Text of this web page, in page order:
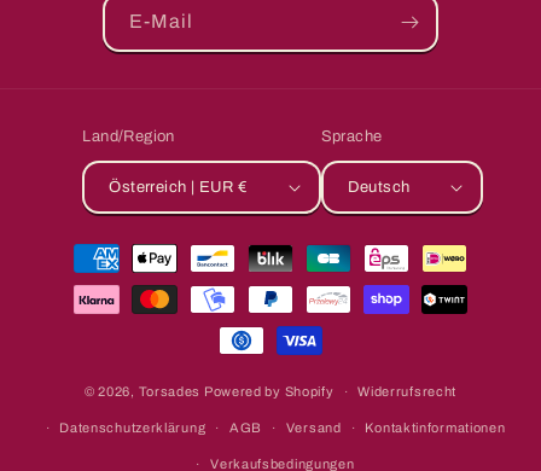
E-Mail
Land/Region
Österreich | EUR €
Sprache
Deutsch
Zahlungsmethoden
© 2026, Torsades Powered by Shopify Widerrufsrecht
Datenschutzerklärung AGB Versand Kontaktinformationen
Verkaufsbedingungen